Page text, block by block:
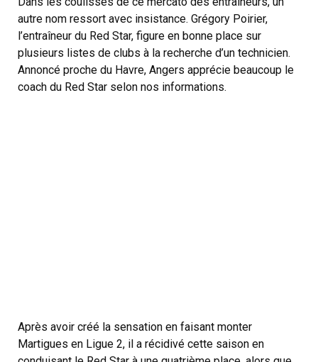
autre nom ressort avec insistance. Grégory Poirier,
l’entraîneur du Red Star, figure en bonne place sur
plusieurs listes de clubs à la recherche d’un technicien.
Annoncé proche du Havre, Angers apprécie beaucoup le
coach du Red Star selon nos informations.
Après avoir créé la sensation en faisant monter
Martigues en Ligue 2, il a récidivé cette saison en